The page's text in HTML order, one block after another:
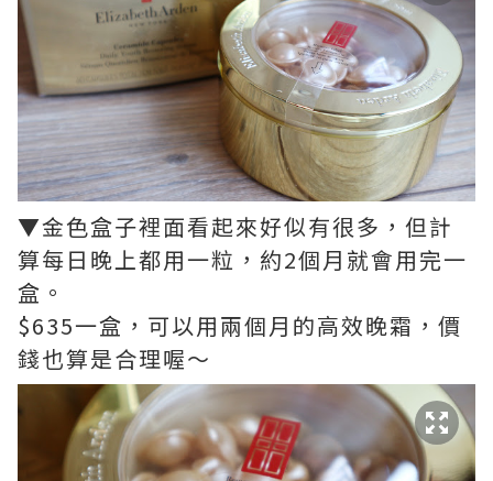
▼金色盒子裡面看起來好似有很多，但計
算每日晚上都用一粒，約2個月就會用完一
盒。
$635一盒，可以用兩個月的高效晚霜，價
錢也算是合理喔～